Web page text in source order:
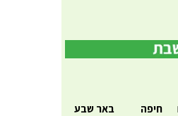
חיפה
באר שבע